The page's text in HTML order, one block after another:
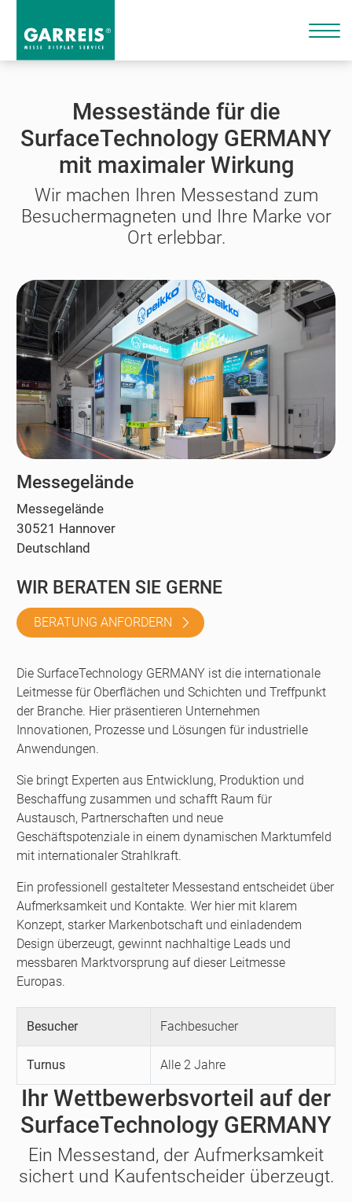
Messestände für die
SurfaceTechnology GERMANY
mit maximaler Wirkung
Wir machen Ihren Messestand zum
Besuchermagneten und Ihre Marke vor
Ort erlebbar.
Messegelände
Messegelände
30521 Hannover
Deutschland
WIR BERATEN SIE GERNE
BERATUNG ANFORDERN
Die SurfaceTechnology GERMANY ist die internationale
Leitmesse für Oberflächen und Schichten und Treffpunkt
der Branche. Hier präsentieren Unternehmen
Innovationen, Prozesse und Lösungen für industrielle
Anwendungen.
Sie bringt Experten aus Entwicklung, Produktion und
Beschaffung zusammen und schafft Raum für
Austausch, Partnerschaften und neue
Geschäftspotenziale in einem dynamischen Marktumfeld
mit internationaler Strahlkraft.
Ein professionell gestalteter Messestand entscheidet über
Aufmerksamkeit und Kontakte. Wer hier mit klarem
Konzept, starker Markenbotschaft und einladendem
Design überzeugt, gewinnt nachhaltige Leads und
messbaren Marktvorsprung auf dieser Leitmesse
Europas.
Besucher Fachbesucher
Turnus Alle 2 Jahre
Ihr Wettbewerbsvorteil auf der
SurfaceTechnology GERMANY
Ein Messestand, der Aufmerksamkeit
sichert und Kaufentscheider überzeugt.